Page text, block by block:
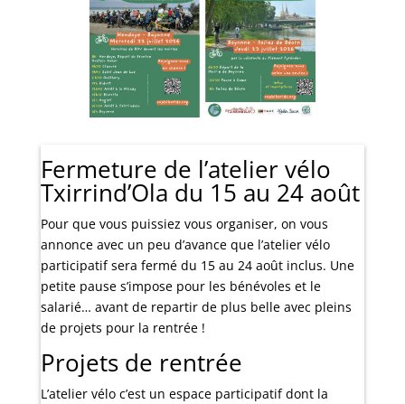
Fermeture de l’atelier vélo
Txirrind’Ola du 15 au 24 août
Pour que vous puissiez vous organiser, on vous
annonce avec un peu d’avance que l’atelier vélo
participatif sera fermé du 15 au 24 août inclus. Une
petite pause s’impose pour les bénévoles et le
salarié… avant de repartir de plus belle avec pleins
de projets pour la rentrée !
Projets de rentrée
L’atelier vélo c’est un espace participatif dont la